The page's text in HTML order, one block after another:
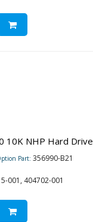
10K NHP Hard Drive
Part: 356990-B21
001, 404702-001